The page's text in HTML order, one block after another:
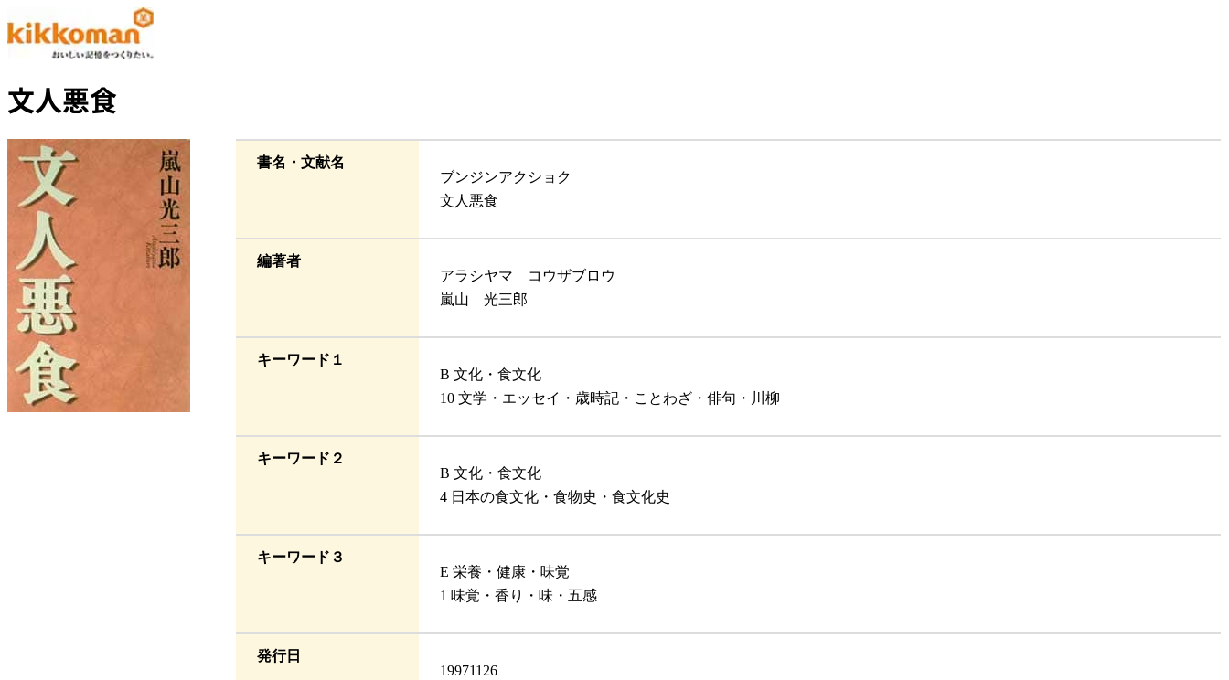
文人悪食
書名・文献名
ブンジンアクショク
文人悪食
編著者
アラシヤマ コウザブロウ
嵐山 光三郎
キーワード１
B 文化・食文化
10 文学・エッセイ・歳時記・ことわざ・俳句・川柳
キーワード２
B 文化・食文化
4 日本の食文化・食物史・食文化史
キーワード３
E 栄養・健康・味覚
1 味覚・香り・味・五感
発行日
19971126